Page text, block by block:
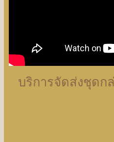
บริการจัดส่งชุดก